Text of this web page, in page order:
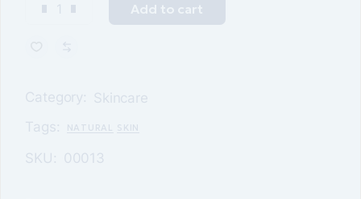
Add to cart
Category: Skincare
Tags:
NATURAL SKIN
SKU: 00013